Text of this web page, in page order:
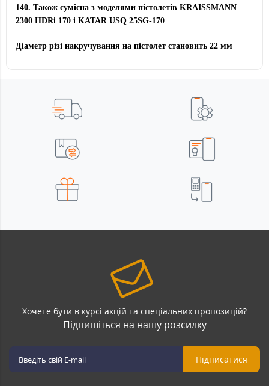
140. Також сумісна з моделями пістолетів KRAISSMANN
2300 HDRi 170 і KATAR USQ 25SG-170
Діаметр різі накручування на пістолет становить 22 мм
Хочете бути в курсі акцій та спеціальних пропозицій?
Підпишіться на нашу розсилку
Підписатися